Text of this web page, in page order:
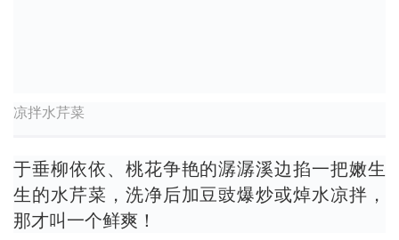
凉拌水芹菜
于垂柳依依、桃花争艳的潺潺溪边掐一把嫩生
生的水芹菜，洗净后加豆豉爆炒或焯水凉拌，
那才叫一个鲜爽！